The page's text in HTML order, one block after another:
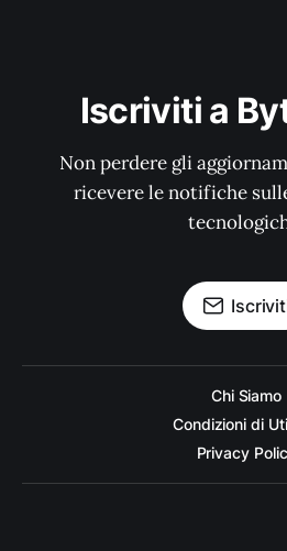
Iscriviti a
Non perdere gli
ricevere le notifiche
Chi Siamo
Condizioni di
Privacy